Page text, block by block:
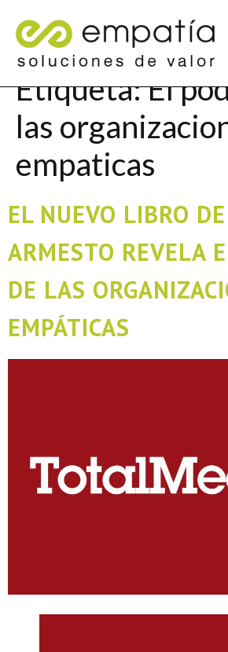
Etiqueta:El
las
empaticas
EL NUEVO LIBRO
ARMESTO REVELA
DE LAS
EMPÁTICAS